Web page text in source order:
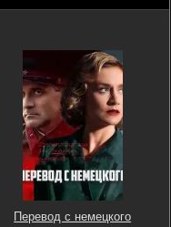
Перевод с немецкого